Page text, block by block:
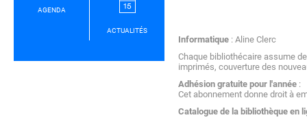
Informatique : Aline Clerc
Chaque bibliothécaire assume
imprimés, couverture des
Adhésion gratuite pour l'année :
Cet abonnement donne droit à
Catalogue de la bibliothèque en
AGENDA
ACTUALITÉS